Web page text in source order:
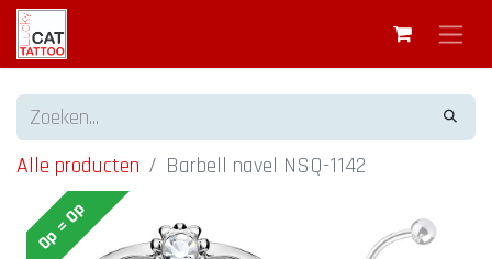
Alle producten Barbell navel NSQ-1142
Op = Op